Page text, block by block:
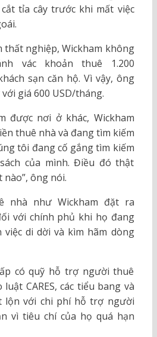
tỉa cây trước khi mất việc
thất nghiệp, Wickham không
vác khoản thuê 1.200
sạn căn hộ. Vì vậy, ông
giá 600 USD/tháng.
được nơi ở khác, Wickham
thuê nhà và đang tìm kiếm
tôi đang cố gắng tìm kiếm
của mình. Điều đó thật
ông nói.
nhà như Wickham đặt ra
với chính phủ khi họ đang
việc di dời và kìm hãm dòng
có quỹ hỗ trợ người thuê
CARES, các tiểu bang và
lộn với chi phí hỗ trợ người
vì tiêu chí của họ quá hạn